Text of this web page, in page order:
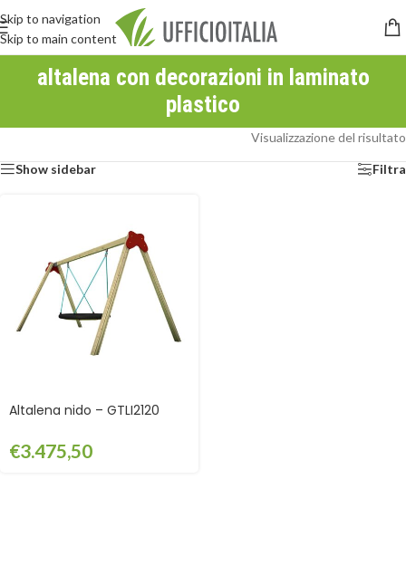
Skip to navigation
Skip to main content
altalena con decorazioni in laminato
plastico
Visualizzazione del risultato
Show sidebar Filtra
Altalena nido – GTLI2120
€3.475,50